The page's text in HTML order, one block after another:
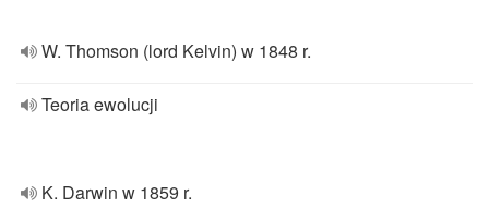
W. Thomson (lord Kelvin) w 1848 r.
Teoria ewolucji
K. Darwin w 1859 r.